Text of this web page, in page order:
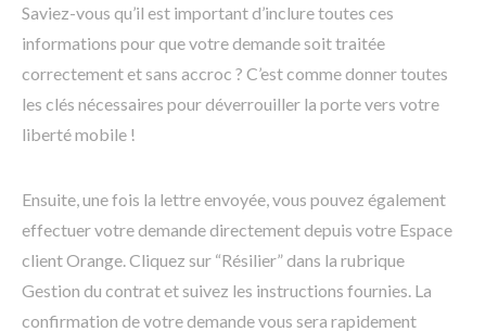
Saviez-vous qu’il est important d’inclure toutes ces
informations pour que votre demande soit traitée
correctement et sans accroc ? C’est comme donner toutes
les clés nécessaires pour déverrouiller la porte vers votre
liberté mobile !
Ensuite, une fois la lettre envoyée, vous pouvez également
effectuer votre demande directement depuis votre Espace
client Orange. Cliquez sur “Résilier” dans la rubrique
Gestion du contrat et suivez les instructions fournies. La
confirmation de votre demande vous sera rapidement